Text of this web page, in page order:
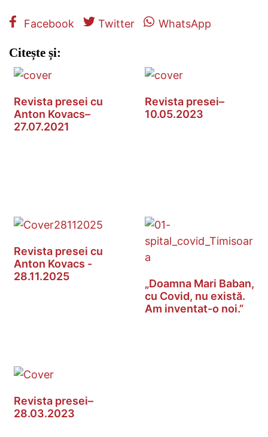
Facebook Twitter WhatsApp
Citește și:
Revista presei cu
Anton Kovacs–
27.07.2021
Revista presei–
10.05.2023
Revista presei cu
Anton Kovacs -
28.11.2025
„Doamna Mari Baban,
cu Covid, nu există.
Am inventat-o noi.”
Revista presei–
28.03.2023